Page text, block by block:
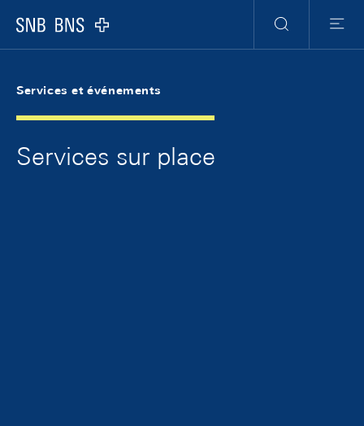
Logo
RechercheMenu
Services et événements
Services sur place